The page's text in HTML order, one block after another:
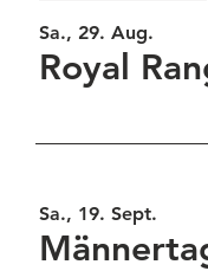
Sa., 29. Aug.
Royal
Sa., 19. Sept.